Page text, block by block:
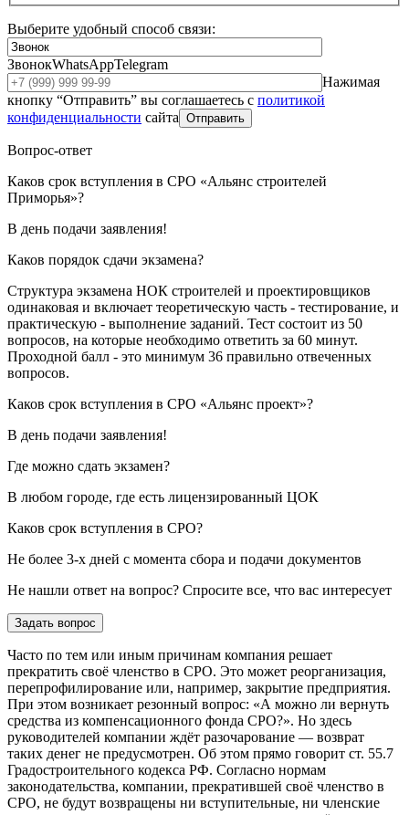
Выберите удобный способ связи:
ЗвонокWhatsAppTelegram
Нажимая
кнопку “Отправить” вы соглашаетесь с политикой
конфиденциальности сайта Отправить
Вопрос-ответ
Каков срок вступления в СРО «Альянс строителей
Приморья»?
В день подачи заявления!
Каков порядок сдачи экзамена?
Структура экзамена НОК строителей и проектировщиков
одинаковая и включает теоретическую часть - тестирование, и
практическую - выполнение заданий. Тест состоит из 50
вопросов, на которые необходимо ответить за 60 минут.
Проходной балл - это минимум 36 правильно отвеченных
вопросов.
Каков срок вступления в СРО «Альянс проект»?
В день подачи заявления!
Где можно сдать экзамен?
В любом городе, где есть лицензированный ЦОК
Каков срок вступления в СРО?
Не более 3-х дней с момента сбора и подачи документов
Не нашли ответ на вопрос? Спросите все, что вас интересует
Задать вопрос
Часто по тем или иным причинам компания решает
прекратить своё членство в СРО. Это может реорганизация,
перепрофилирование или, например, закрытие предприятия.
При этом возникает резонный вопрос: «А можно ли вернуть
средства из компенсационного фонда СРО?». Но здесь
руководителей компании ждёт разочарование — возврат
таких денег не предусмотрен. Об этом прямо говорит ст. 55.7
Градостроительного кодекса РФ. Согласно нормам
законодательства, компании, прекратившей своё членство в
СРО, не будут возвращены ни вступительные, ни членские